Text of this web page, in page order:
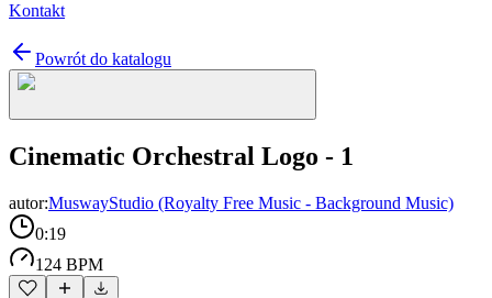
Kontakt
Powrót do katalogu
Cinematic Orchestral Logo - 1
autor:MuswayStudio (Royalty Free Music - Background Music)
0:19
124 BPM